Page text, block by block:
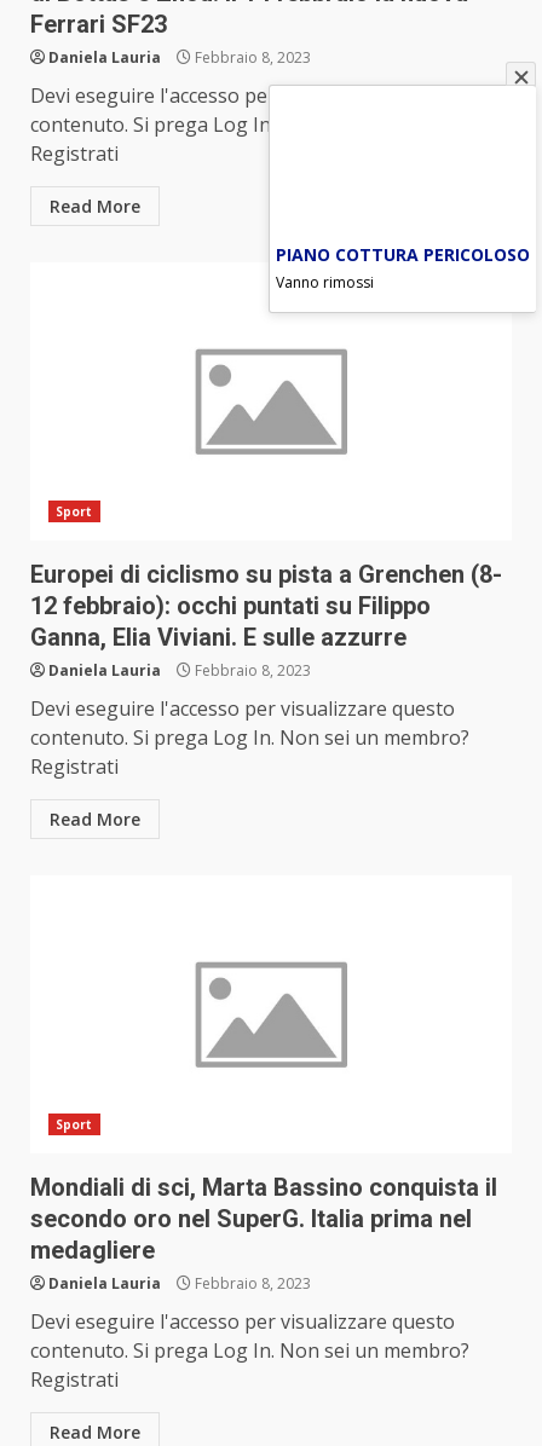
Ferrari SF23
Daniela Lauria Febbraio 8, 2023
Devi eseguire l'accesso per visualizzare questo
contenuto. Si prega Log In. Non sei un membro?
Registrati
Read More
Sport
Europei di ciclismo su pista a Grenchen (8-
12 febbraio): occhi puntati su Filippo
Ganna, Elia Viviani. E sulle azzurre
Daniela Lauria Febbraio 8, 2023
Devi eseguire l'accesso per visualizzare questo
contenuto. Si prega Log In. Non sei un membro?
Registrati
Read More
Sport
Mondiali di sci, Marta Bassino conquista il
secondo oro nel SuperG. Italia prima nel
medagliere
Daniela Lauria Febbraio 8, 2023
Devi eseguire l'accesso per visualizzare questo
contenuto. Si prega Log In. Non sei un membro?
Registrati
Read More
PIANO COTTURA PERICOLOSO
Vanno rimossi